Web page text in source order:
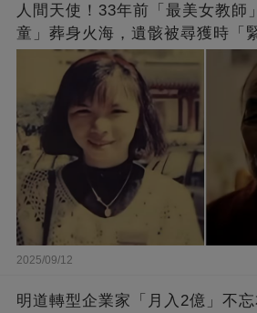
人間天使！33年前「最美女教師
童」葬身火海，遺骸被尋獲時「
崩：真正的英雄不該被遺忘
2025/09/12
明道轉型企業家「月入2億」不